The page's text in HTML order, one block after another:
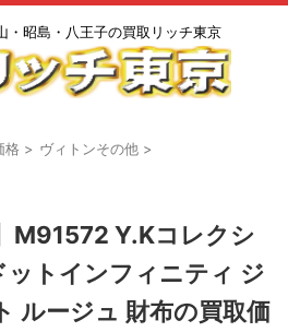
・昭島・八王子の買取リッチ東京
格 > ヴィトンその他 >
M91572 Y.Kコレクシ
ットインフィニティ ジ
ルージュ 財布の買取価